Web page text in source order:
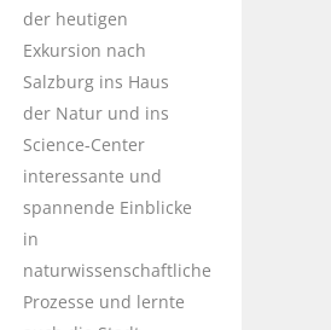
der heutigen
Exkursion nach
Salzburg ins Haus
der Natur und ins
Science-Center
interessante und
spannende Einblicke
in
naturwissenschaftliche
Prozesse und lernte